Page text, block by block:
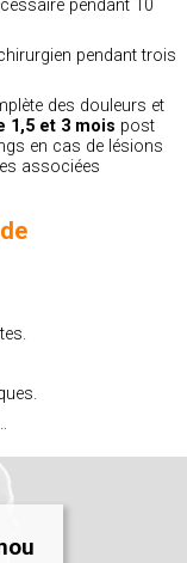
pendant 10
pendant trois
des douleurs et
1,5 et 3 mois post
en cas de lésions
associées